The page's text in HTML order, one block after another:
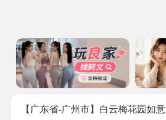
【广东省-广州市】白云梅花园如意